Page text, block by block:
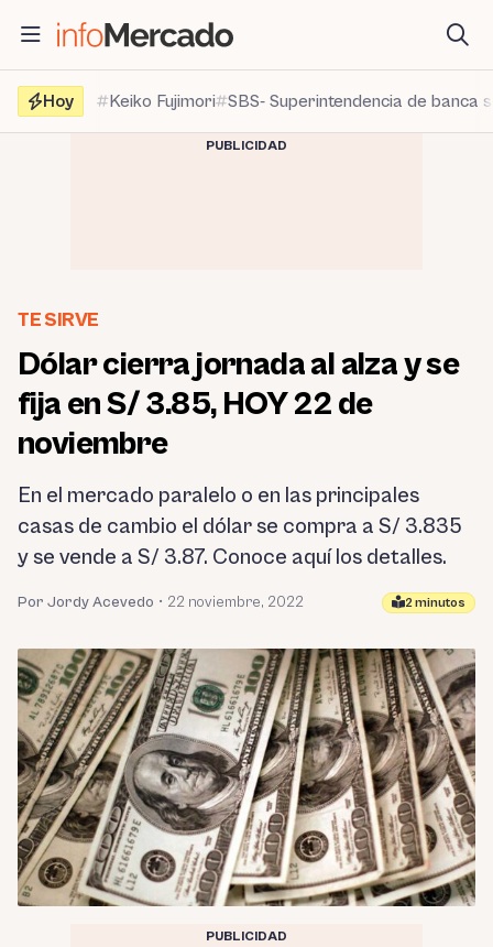
contenido
Hoy
Keiko Fujimori SBS- Superintendencia de banca
PUBLICIDAD
TE SIRVE
Dólar cierra jornada al alza y se
fija en S/ 3.85, HOY 22 de
noviembre
En el mercado paralelo o en las principales
casas de cambio el dólar se compra a S/ 3.835
y se vende a S/ 3.87. Conoce aquí los detalles.
Por Jordy Acevedo • 22 noviembre, 2022 2 minutos
PUBLICIDAD